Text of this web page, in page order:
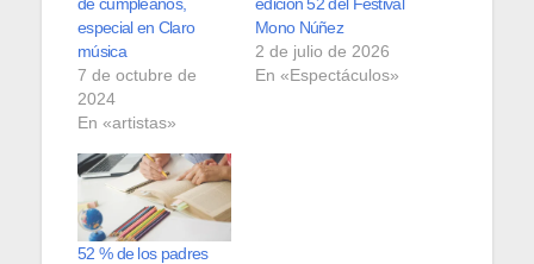
especial en Claro
música
7 de octubre de
2024
En «artistas»
Mono Núñez
2 de julio de 2026
En «Espectáculos»
52 % de los padres